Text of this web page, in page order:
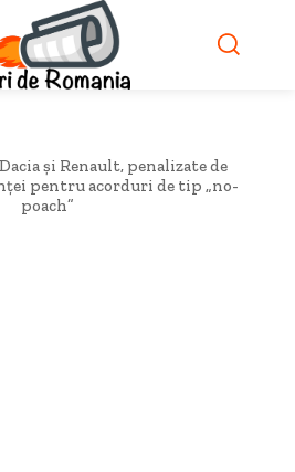
Dacia și Renault, penalizate de
pentru acorduri de tip „no-
poach”